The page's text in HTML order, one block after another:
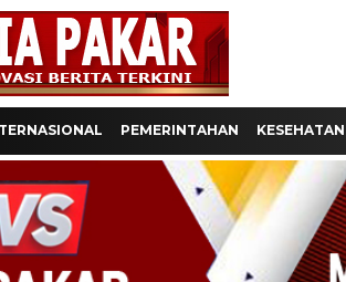
PEMERINTAHAN KESEHATAN